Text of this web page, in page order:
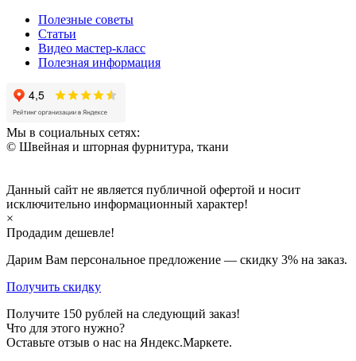
Полезные советы
Статьи
Видео мастер-класс
Полезная информация
Мы в социальных сетях:
© Швейная и шторная фурнитура, ткани
Данный сайт не является публичной офертой и носит
исключительно информационный характер!
×
Продадим дешевле!
Дарим Вам персональное предложение — скидку 3% на заказ.
Получить скидку
Получите 150 рублей на следующий заказ!
Что для этого нужно?
Оставьте отзыв о нас на Яндекс.Маркете.